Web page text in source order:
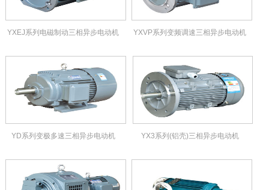
YXEJ系列电磁制动三相异步电动机 YXVP系列变频调速三相异步电动机
YD系列变极多速三相异步电动机 YX3系列(铝壳)三相异步电动机